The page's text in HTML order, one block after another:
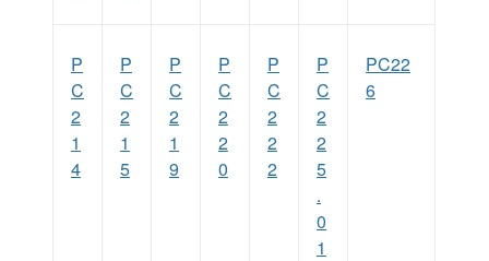
P
C
2
1
4
P
C
2
1
5
P
C
2
1
9
P
C
2
2
0
P
C
2
2
2
P
C
2
2
5
.
0
1
PC22
6